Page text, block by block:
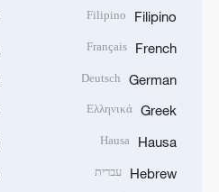
Filipino
Filipino
French
Français
German
Deutsch
Greek
Ελληνικά
Hausa
Hausa
Hebrew עברית